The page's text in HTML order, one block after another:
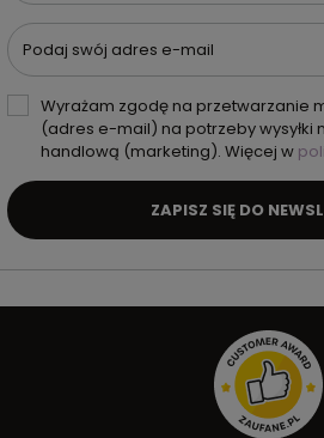
Podaj swój adres e-mail
Wyrażam zgodę na przetwarzanie
(adres e-mail) na potrzeby wysyłki
handlową (marketing). Więcej w
ZAPISZ SIĘ DO